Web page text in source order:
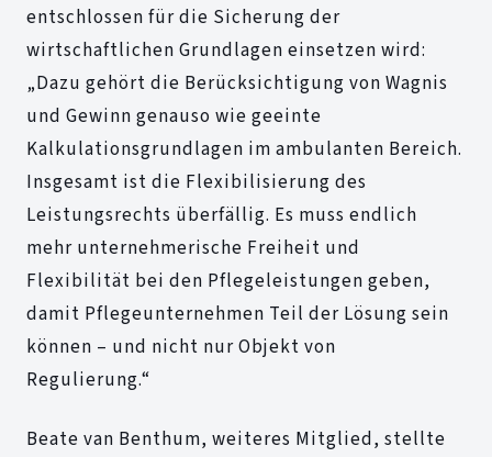
entschlossen für die Sicherung der
wirtschaftlichen Grundlagen einsetzen wird:
„Dazu gehört die Berücksichtigung von Wagnis
und Gewinn genauso wie geeinte
Kalkulationsgrundlagen im ambulanten Bereich.
Insgesamt ist die Flexibilisierung des
Leistungsrechts überfällig. Es muss endlich
mehr unternehmerische Freiheit und
Flexibilität bei den Pflegeleistungen geben,
damit Pflegeunternehmen Teil der Lösung sein
können – und nicht nur Objekt von
Regulierung.“
Beate van Benthum, weiteres Mitglied, stellte